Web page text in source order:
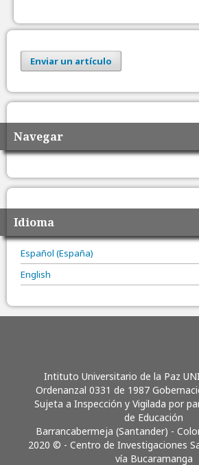
Enviar un artículo
Navegar
Idioma
Español (España)
English
Intituto Universitario de la Paz
Ordenanzal 0331 de 1987
Sujeta a Inspección y Vigilada por
de Educación
Barrancabermeja (Santander) -
2020 © - Centro de Investigaciones
vía Bucaramanga